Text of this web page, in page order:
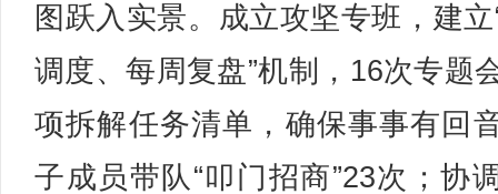
图跃入实景。成立攻坚专班，建立
调度、每周复盘”机制，16次专题
项拆解任务清单，确保事事有回
子成员带队“叩门招商”23次；协